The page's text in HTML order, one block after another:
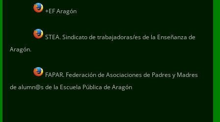
+EF Aragón
STEA. Sindicato de trabajadoras/es de la Enseñanza de
Aragón.
FAPAR. Federación de Asociaciones de Padres y Madres
de alumn@s de la Escuela Pública de Aragón